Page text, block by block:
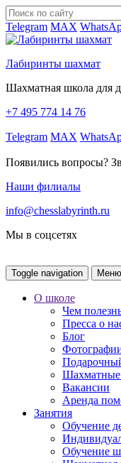
Telegram MAX
Лабиринты шахмат
Шахматная школа для
+7 495 774 14 76
Telegram MAX
Появились вопросы?
Наши филиалы
info@chesslabyrinth.ru
Мы в соцсетях
Toggle navigation Меню
О школе
Чем
Пресса о
Блог
Шахматные
Вакансии
Аренда
Занятия
Обучение
Обучение